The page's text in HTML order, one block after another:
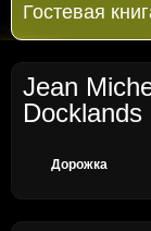
Гостевая
Jean
Docklands
Дорожка